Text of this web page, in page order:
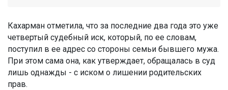
Кахарман отметила, что за последние два года это уже
четвертый судебный иск, который, по ее словам,
поступил в ее адрес со стороны семьи бывшего мужа.
При этом сама она, как утверждает, обращалась в суд
лишь однажды - с иском о лишении родительских
прав.